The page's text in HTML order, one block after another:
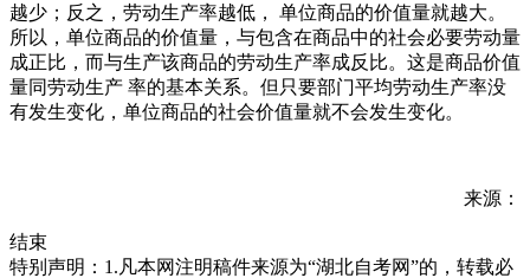
越少；反之，劳动生产率越低， 单位商品的价值量就越大。
所以，单位商品的价值量，与包含在商品中的社会必要劳动量
成正比，而与生产该商品的劳动生产率成反比。这是商品价值
量同劳动生产 率的基本关系。但只要部门平均劳动生产率没
有发生变化，单位商品的社会价值量就不会发生变化。
来源：
结束
特别声明：1.凡本网注明稿件来源为“湖北自考网”的，转载必